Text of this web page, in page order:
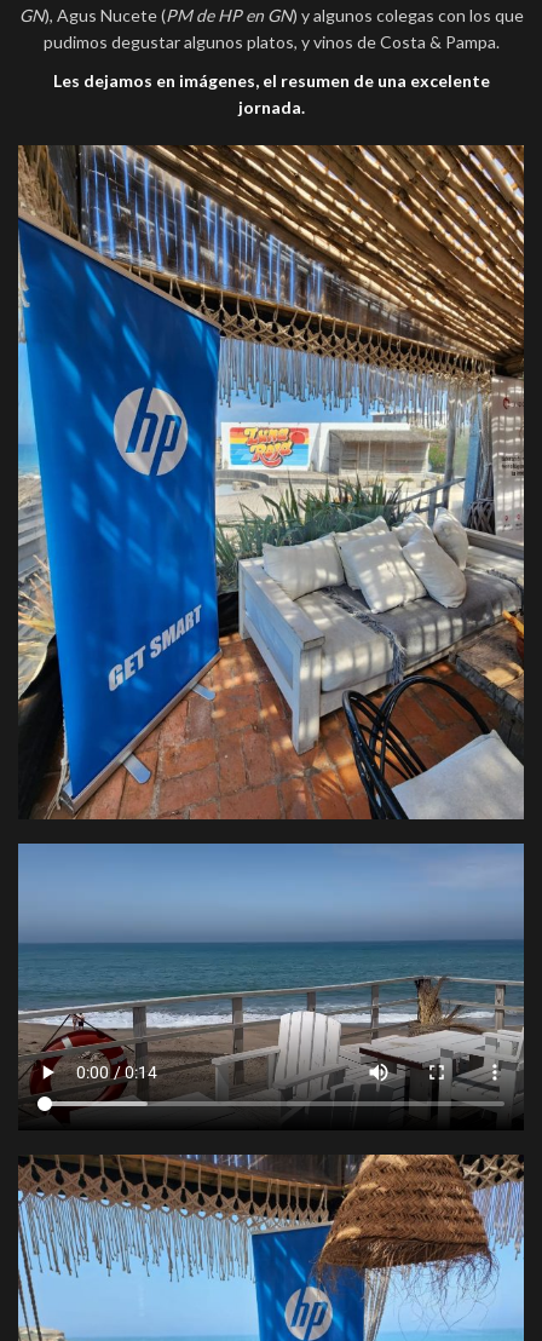
GN), Agus Nucete (PM de HP en GN) y algunos colegas con los que
pudimos degustar algunos platos, y vinos de Costa & Pampa.
Les dejamos en imágenes, el resumen de una excelente
jornada.